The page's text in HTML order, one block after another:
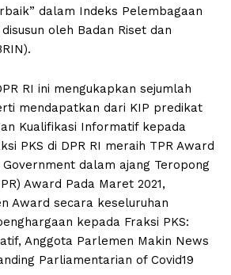
dalam Indeks Pelembagaan
oleh Badan Riset dan
RI ini mengukapkan sejumlah
mendapatkan dari KIP predikat
Kualifikasi Informatif kepada
PKS di DPR RI meraih TPR Award
dalam ajang Teropong
Award Pada Maret 2021,
Award secara keseluruhan
kepada Fraksi PKS:
Anggota Parlemen Makin News
Parliamentarian of Covid19